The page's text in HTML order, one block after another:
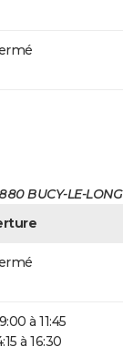
BUCY-LE-LONG
à 11:45
à 16:30